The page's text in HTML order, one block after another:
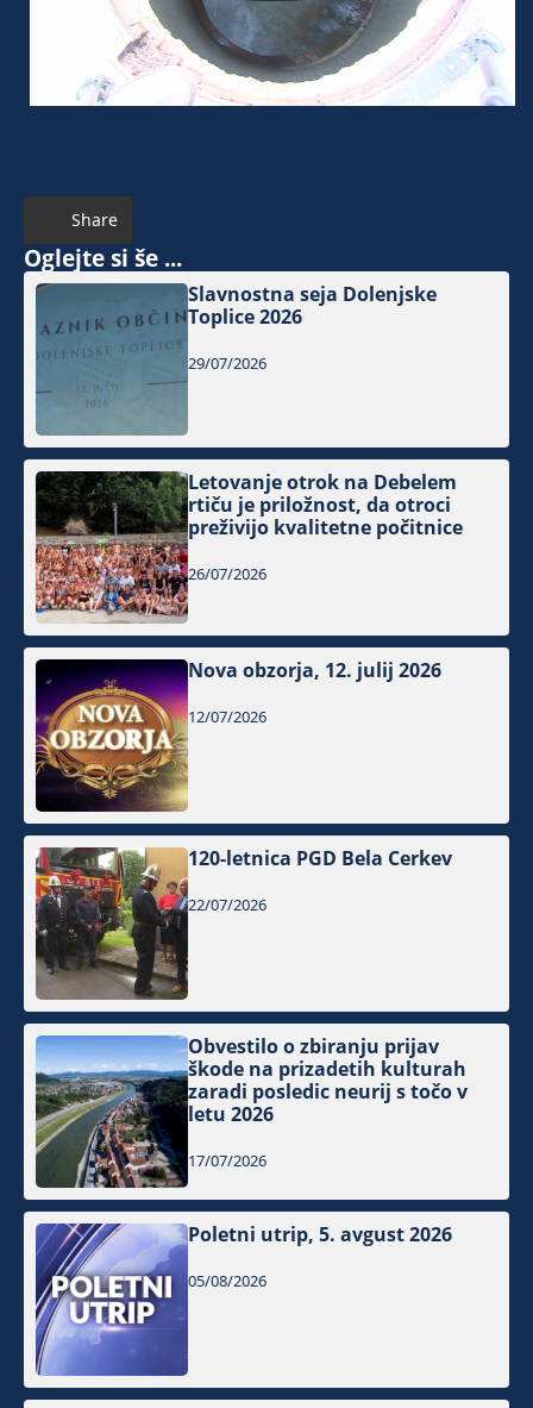
Share
Oglejte si še ...
Slavnostna seja Dolenjske
Toplice 2026
29/07/2026
Letovanje otrok na Debelem
rtiču je priložnost, da otroci
preživijo kvalitetne počitnice
26/07/2026
Nova obzorja, 12. julij 2026
12/07/2026
120-letnica PGD Bela Cerkev
22/07/2026
Obvestilo o zbiranju prijav
škode na prizadetih kulturah
zaradi posledic neurij s točo v
letu 2026
17/07/2026
Poletni utrip, 5. avgust 2026
05/08/2026